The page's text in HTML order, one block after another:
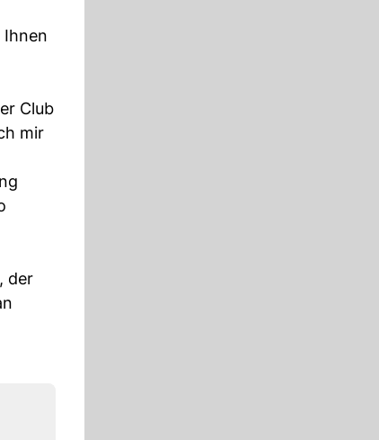
Ihnen
Club
mir
der